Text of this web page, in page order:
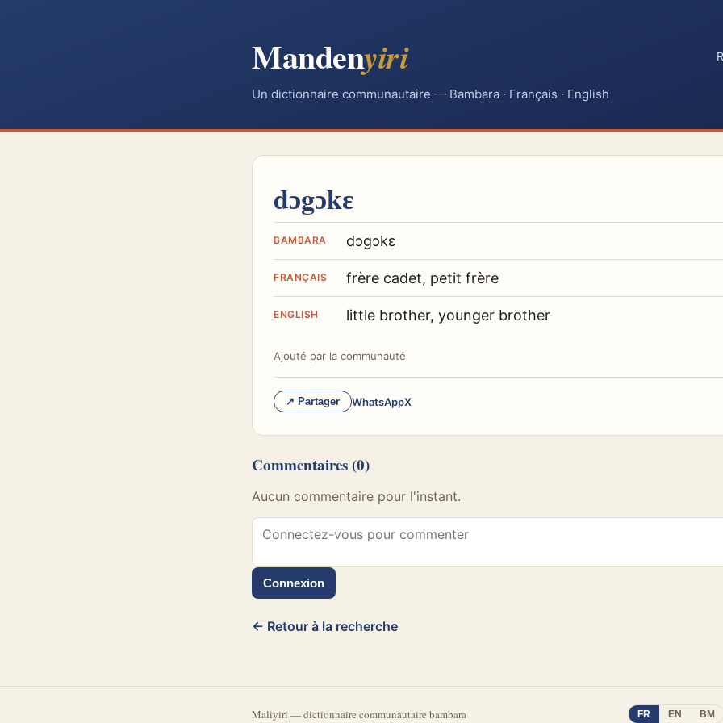
Mandenyiri
Un dictionnaire communautaire — Bambara · Français · English
dɔgɔkɛ
BAMBARA dɔgɔkɛ
FRANÇAIS frère cadet, petit frère
ENGLISH little brother, younger brother
Ajouté par la communauté
↗ Partager WhatsAppX
Commentaires (0)
Aucun commentaire pour l'instant.
Connexion
← Retour à la recherche
Maliyiri —dictionnaire communautaire bambara FR EN BM